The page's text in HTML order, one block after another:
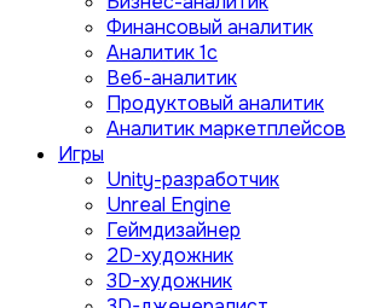
Финансовый аналитик
Aналитик 1с
Веб-аналитик
Продуктовый аналитик
Аналитик маркетплейсов
Игры
Unity-разработчик
Unreal Engine
Геймдизайнер
2D-художник
3D-художник